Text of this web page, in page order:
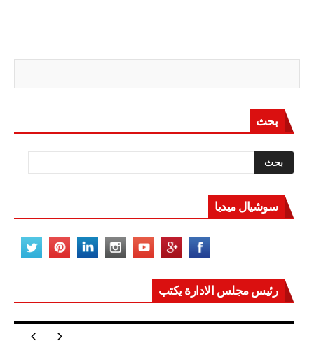
بحث
سوشيال ميديا
رئيس مجلس الادارة يكتب
مصر تعيد للعالم اتزانه